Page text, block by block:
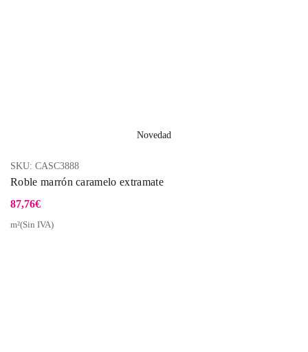
Novedad
SKU: CASC3888
Roble marrón caramelo extramate
87,76€
m²(Sin IVA)